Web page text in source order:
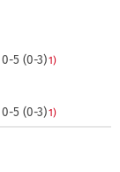
0-5 (0-3)1)
0-5 (0-3)1)